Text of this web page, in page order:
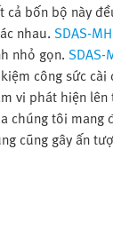
bốn bộ này
nhau. SDAS-
nhỏ gọn. SDAS-
công sức
vi phát hiện
chúng tôi mang
cũng gây ấn